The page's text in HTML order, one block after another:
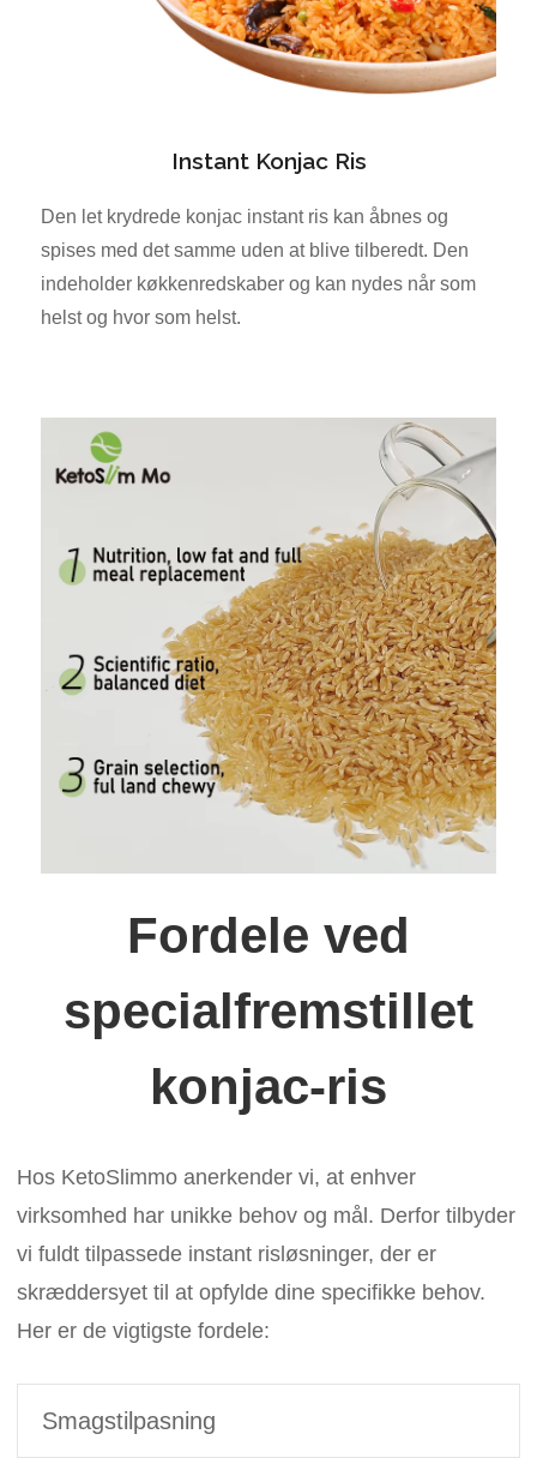
Instant Konjac Ris
Den let krydrede konjac instant ris kan åbnes og
spises med det samme uden at blive tilberedt. Den
indeholder køkkenredskaber og kan nydes når som
helst og hvor som helst.
Fordele ved
specialfremstillet
konjac-ris
Hos KetoSlimmo anerkender vi, at enhver
virksomhed har unikke behov og mål. Derfor tilbyder
vi fuldt tilpassede instant risløsninger, der er
skræddersyet til at opfylde dine specifikke behov.
Her er de vigtigste fordele:
Smagstilpasning